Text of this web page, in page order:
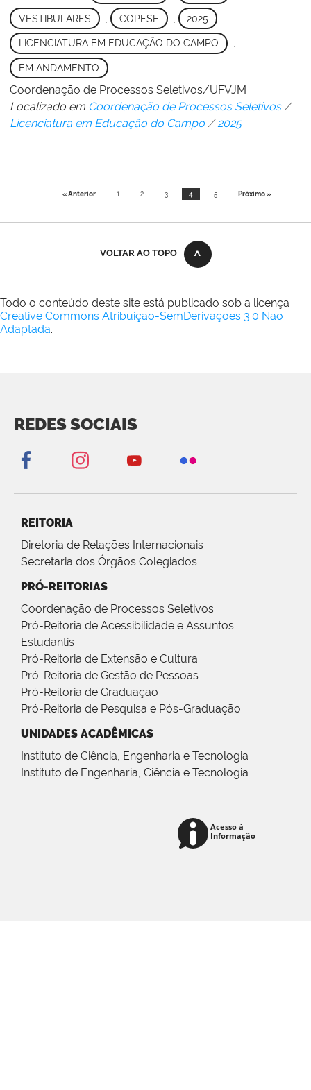
VESTIBULARES COPESE 2025
LICENCIATURA EM EDUCAÇÃO DO CAMPO ,
EM ANDAMENTO
Coordenação de Processos Seletivos/UFVJM
Localizado em Coordenação de Processos Seletivos /
Licenciatura em Educação do Campo /2025
« Anterior 1 2 3 4 5 Próximo »
VOLTAR AO TOPO
Todo o conteúdo deste site está publicado sob a licença
Creative Commons Atribuição-SemDerivações 3.0 Não
Adaptada.
REDES SOCIAIS
REITORIA
Diretoria de Relações Internacionais
Secretaria dos Órgãos Colegiados
PRÓ-REITORIAS
Coordenação de Processos Seletivos
Pró-Reitoria de Acessibilidade e Assuntos
Estudantis
Pró-Reitoria de Extensão e Cultura
Pró-Reitoria de Gestão de Pessoas
Pró-Reitoria de Graduação
Pró-Reitoria de Pesquisa e Pós-Graduação
UNIDADES ACADÊMICAS
Instituto de Ciência, Engenharia e Tecnologia
Instituto de Engenharia, Ciência e Tecnologia